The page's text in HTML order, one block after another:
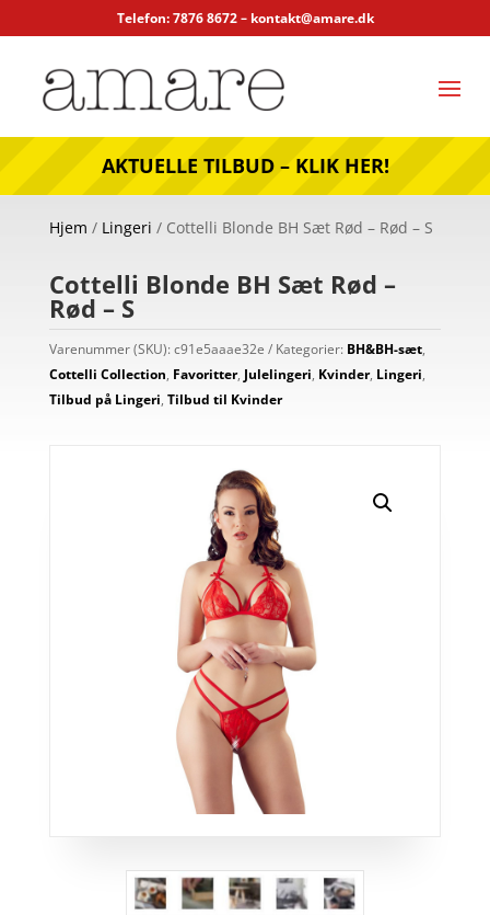
Telefon: 7876 8672 – kontakt@amare.dk
AKTUELLE TILBUD – KLIK HER!
Hjem / Lingeri / Cottelli Blonde BH Sæt Rød – Rød – S
Cottelli Blonde BH Sæt Rød –
Rød – S
Varenummer (SKU): c91e5aaae32e Kategorier: BH&BH-sæt,
Cottelli Collection, Favoritter, Julelingeri, Kvinder, Lingeri,
Tilbud på Lingeri, Tilbud til Kvinder